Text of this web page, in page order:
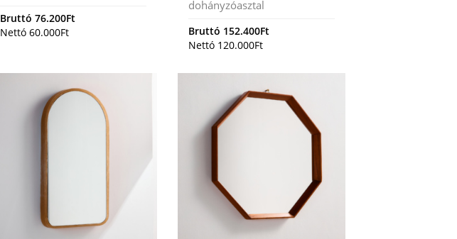
Bruttó76.200Ft
Nettó60.000Ft
dohányzóasztal
Bruttó 152.400Ft
Nettó 120.000Ft